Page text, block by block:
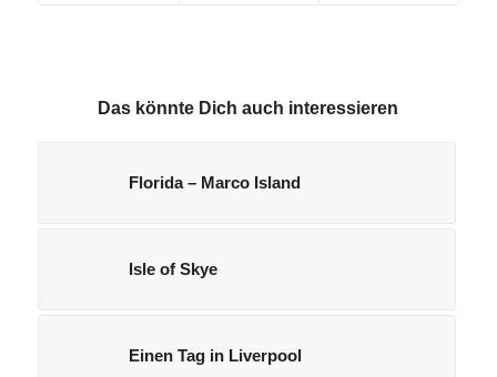
Das könnte Dich auch interessieren
Florida – Marco Island
Isle of Skye
Einen Tag in Liverpool